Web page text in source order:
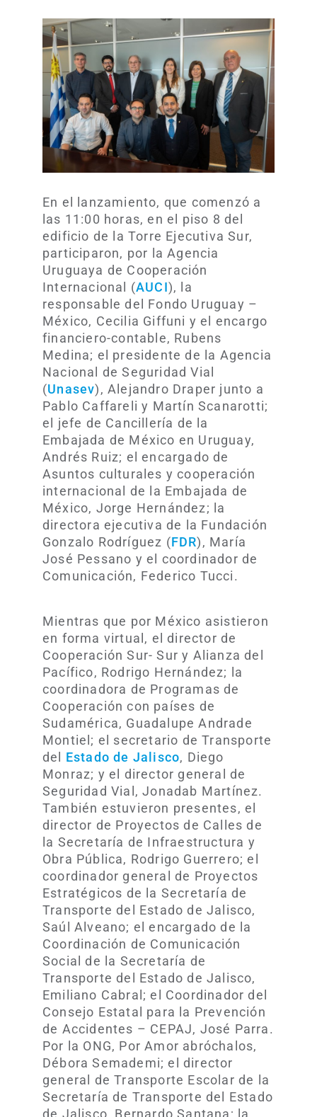
En el lanzamiento, que comenzó a
las 11:00 horas, en el piso 8 del
edificio de la Torre Ejecutiva Sur,
participaron, por la Agencia
Uruguaya de Cooperación
Internacional (AUCI), la
responsable del Fondo Uruguay –
México, Cecilia Giffuni y el encargo
financiero-contable, Rubens
Medina; el presidente de la Agencia
Nacional de Seguridad Vial
(Unasev), Alejandro Draper junto a
Pablo Caffareli y Martín Scanarotti;
el jefe de Cancillería de la
Embajada de México en Uruguay,
Andrés Ruiz; el encargado de
Asuntos culturales y cooperación
internacional de la Embajada de
México, Jorge Hernández; la
directora ejecutiva de la Fundación
Gonzalo Rodríguez (FDR), María
José Pessano y el coordinador de
Comunicación, Federico Tucci.
Mientras que por México asistieron
en forma virtual, el director de
Cooperación Sur- Sur y Alianza del
Pacífico, Rodrigo Hernández; la
coordinadora de Programas de
Cooperación con países de
Sudamérica, Guadalupe Andrade
Montiel; el secretario de Transporte
del Estado de Jalisco, Diego
Monraz; y el director general de
Seguridad Vial, Jonadab Martínez.
También estuvieron presentes, el
director de Proyectos de Calles de
la Secretaría de Infraestructura y
Obra Pública, Rodrigo Guerrero; el
coordinador general de Proyectos
Estratégicos de la Secretaría de
Transporte del Estado de Jalisco,
Saúl Alveano; el encargado de la
Coordinación de Comunicación
Social de la Secretaría de
Transporte del Estado de Jalisco,
Emiliano Cabral; el Coordinador del
Consejo Estatal para la Prevención
de Accidentes – CEPAJ, José Parra.
Por la ONG, Por Amor abróchalos,
Débora Semademi; el director
general de Transporte Escolar de la
Secretaría de Transporte del Estado
de Jalisco, Bernardo Santana; la